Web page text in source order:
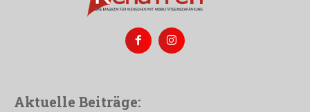
Aktuelle Beiträge: